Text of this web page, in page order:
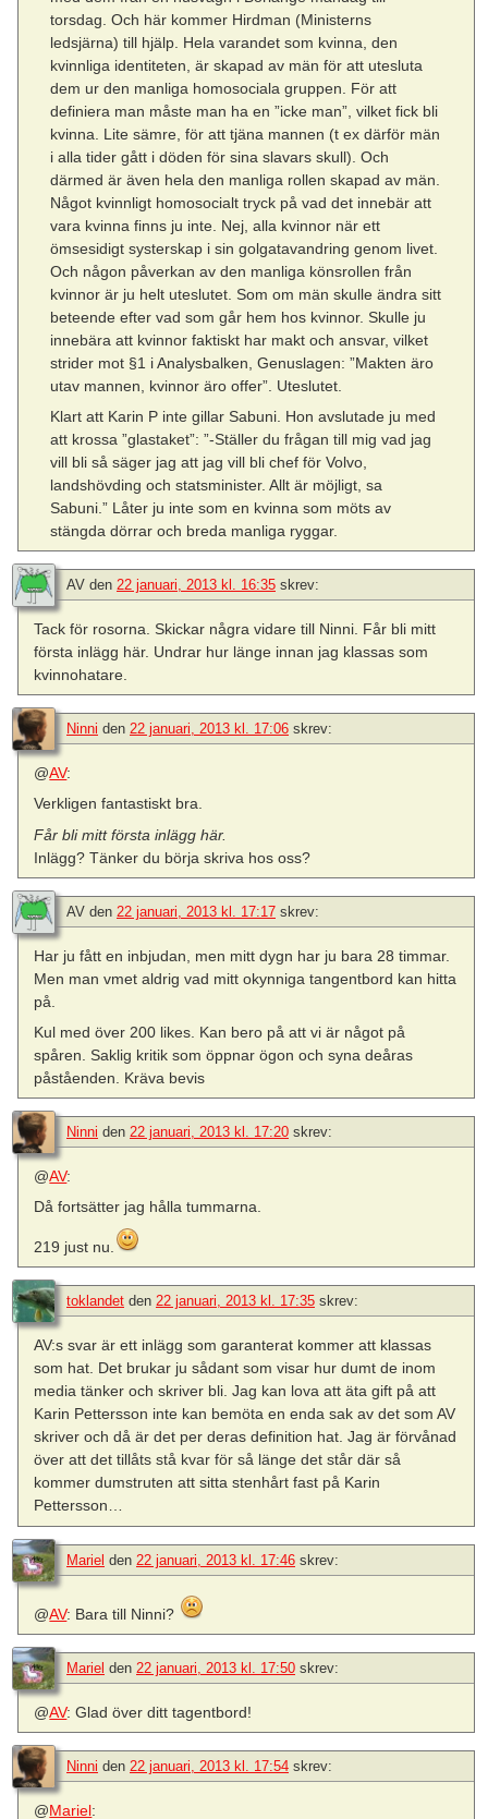
torsdag. Och här kommer Hirdman (Ministerns
ledsjärna) till hjälp. Hela varandet som kvinna, den
kvinnliga identiteten, är skapad av män för att utesluta
dem ur den manliga homosociala gruppen. För att
definiera man måste man ha en ”icke man”, vilket fick bli
kvinna. Lite sämre, för att tjäna mannen (t ex därför män
i alla tider gått i döden för sina slavars skull). Och
därmed är även hela den manliga rollen skapad av män.
Något kvinnligt homosocialt tryck på vad det innebär att
vara kvinna finns ju inte. Nej, alla kvinnor när ett
ömsesidigt systerskap i sin golgatavandring genom livet.
Och någon påverkan av den manliga könsrollen från
kvinnor är ju helt uteslutet. Som om män skulle ändra sitt
beteende efter vad som går hem hos kvinnor. Skulle ju
innebära att kvinnor faktiskt har makt och ansvar, vilket
strider mot §1 i Analysbalken, Genuslagen: ”Makten äro
utav mannen, kvinnor äro offer”. Uteslutet.
Klart att Karin P inte gillar Sabuni. Hon avslutade ju med
att krossa ”glastaket”: ”-Ställer du frågan till mig vad jag
vill bli så säger jag att jag vill bli chef för Volvo,
landshövding och statsminister. Allt är möjligt, sa
Sabuni.” Låter ju inte som en kvinna som möts av
stängda dörrar och breda manliga ryggar.
AV den 22 januari, 2013 kl. 16:35 skrev:
Tack för rosorna. Skickar några vidare till Ninni. Får bli mitt
första inlägg här. Undrar hur länge innan jag klassas som
kvinnohatare.
Ninni den 22 januari, 2013 kl. 17:06 skrev:
@AV:
Verkligen fantastiskt bra.
Får bli mitt första inlägg här.
Inlägg? Tänker du börja skriva hos oss?
AV den 22 januari, 2013 kl. 17:17 skrev:
Har ju fått en inbjudan, men mitt dygn har ju bara 28 timmar.
Men man vmet aldrig vad mitt okynniga tangentbord kan hitta
på.
Kul med över 200 likes. Kan bero på att vi är något på
spåren. Saklig kritik som öppnar ögon och syna deåras
påståenden. Kräva bevis
Ninni den 22 januari, 2013 kl. 17:20 skrev:
@AV:
Då fortsätter jag hålla tummarna.
219 just nu.
toklandet den 22 januari, 2013 kl. 17:35 skrev:
AV:s svar är ett inlägg som garanterat kommer att klassas
som hat. Det brukar ju sådant som visar hur dumt de inom
media tänker och skriver bli. Jag kan lova att äta gift på att
Karin Pettersson inte kan bemöta en enda sak av det som AV
skriver och då är det per deras definition hat. Jag är förvånad
över att det tillåts stå kvar för så länge det står där så
kommer dumstruten att sitta stenhårt fast på Karin
Pettersson…
Mariel den 22 januari, 2013 kl. 17:46 skrev:
@AV: Bara till Ninni?
Mariel den 22 januari, 2013 kl. 17:50 skrev:
@AV: Glad över ditt tagentbord!
Ninni den 22 januari, 2013 kl. 17:54 skrev:
@Mariel: